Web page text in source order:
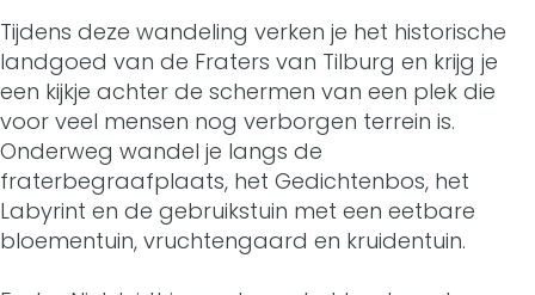
e
l
i
n
g
n
d
e
l
i
n
a
n
d
e
l
i
e
l
i
n
g
o
Tijdens deze wandeling verken je het historische
landgoed van de Fraters van Tilburg en krijg je
een kijkje achter de schermen van een plek die
voor veel mensen nog verborgen terrein is.
Onderweg wandel je langs de
fraterbegraafplaats, het Gedichtenbos, het
Labyrint en de gebruikstuin met een eetbare
bloementuin, vruchtengaard en kruidentuin.